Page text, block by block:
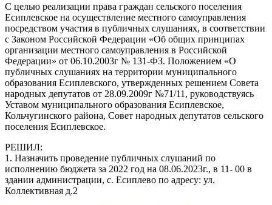
С целью реализации права граждан сельского поселения
Есиплевское на осуществление местного самоуправления
посредством участия в публичных слушаниях, в соответствии
с Законом Российской Федерации «Об общих принципах
организации местного самоуправления в Российской
Федерации» от 06.10.2003г № 131-ФЗ. Положением «О
публичных слушаниях на территории муниципального
образования Есиплевского, утвержденных решением Совета
народных депутатов от 28.09.2009г №71/11, руководствуясь
Уставом муниципального образования Есиплевское,
Кольчугинского района, Совет народных депутатов сельского
поселения Есиплевское.
РЕШИЛ:
1. Назначить проведение публичных слушаний по
исполнению бюджета за 2022 год на 08.06.2023г., в 11- 00 в
здании администрации, с. Есиплево по адресу: ул.
Коллективная д.2